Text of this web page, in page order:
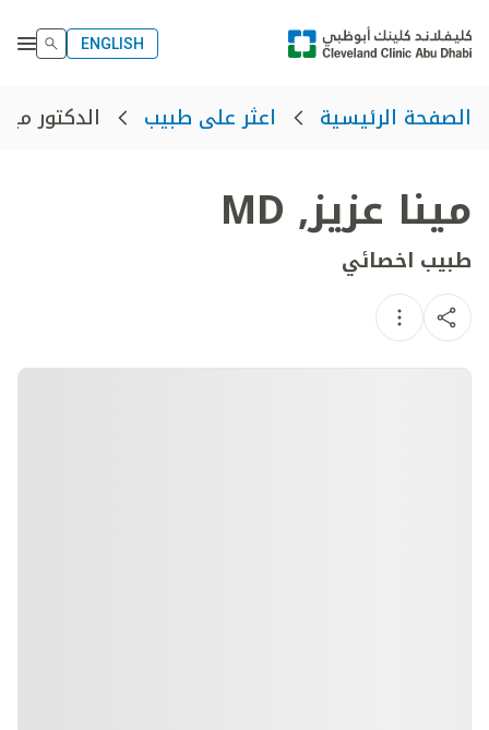
ENGLISH
الصفحة الرئيسية اعثر على طبيب الدكتور
مينا عزيز,
MD
طبيب اخصائي